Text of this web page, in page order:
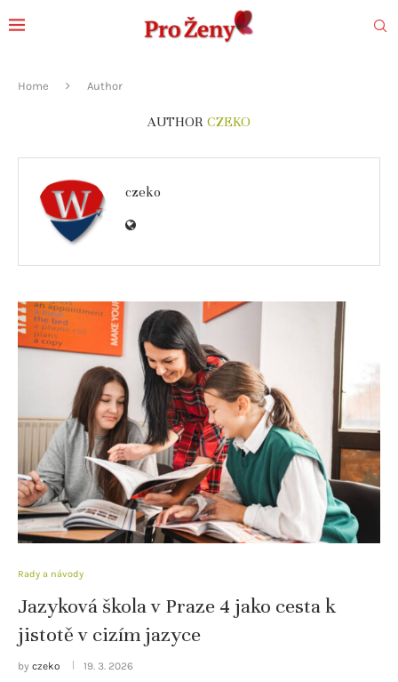
Home Author
AUTHOR CZEKO
czeko
Rady a návody
Jazyková škola v Praze 4 jako cesta k
jistotě v cizím jazyce
by czeko 19. 3. 2026